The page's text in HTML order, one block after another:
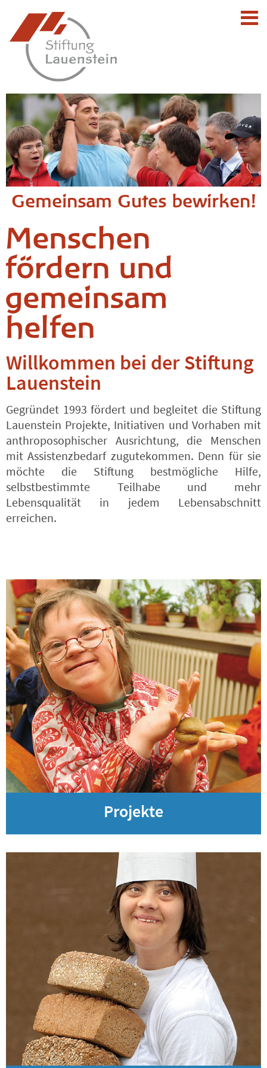
Gemeinsam Gutes bewirken!
Mensch­en
fördern und
gemein­sam
helfen
Willkommen bei der Stiftung
Lauenstein
Gegründet 1993 fördert und begleitet die Stiftung
Lauenstein Projekte, Initiativen und Vorhaben mit
anthroposophischer Ausrichtung, die Menschen
mit Assistenzbedarf zugutekommen. Denn für sie
möchte die Stiftung bestmögliche Hilfe,
selbstbestimmte Teilhabe und mehr
Lebensqualität in jedem Lebensabschnitt
erreichen.
Projekte